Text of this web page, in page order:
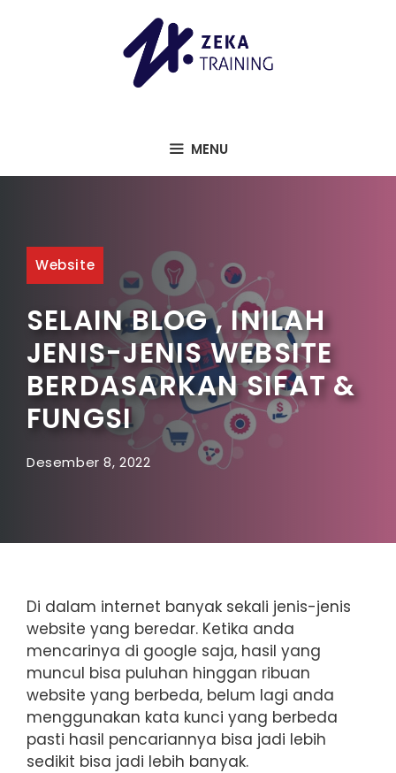
MENU
Website
SELAIN BLOG , INILAH
JENIS-JENIS WEBSITE
BERDASARKAN SIFAT &
FUNGSI
Desember 8, 2022
Di dalam internet banyak sekali jenis-jenis
website yang beredar. Ketika anda
mencarinya di google saja, hasil yang
muncul bisa puluhan hinggan ribuan
website yang berbeda, belum lagi anda
menggunakan kata kunci yang berbeda
pasti hasil pencariannya bisa jadi lebih
sedikit bisa jadi lebih banyak.